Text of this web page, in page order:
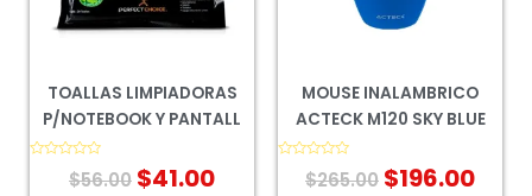
TOALLAS LIMPIADORAS
P/NOTEBOOK Y PANTALL
Valorado$56.00 $41.00
MOUSE INALAMBRICO
ACTECK M120 SKY BLUE
Valorado
$265.00 $196.00